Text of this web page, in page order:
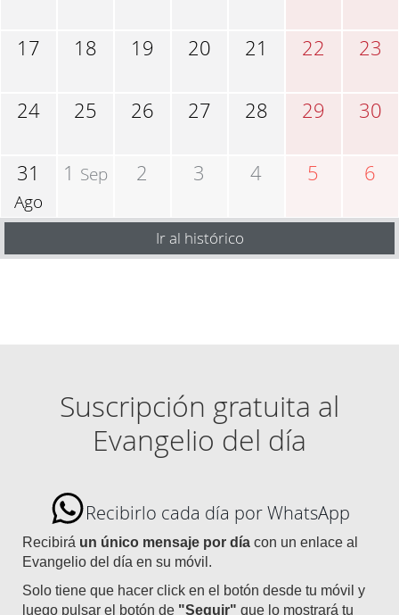
17 18 19 20 21 22 23
24 25 26 27 28 29 30
31
Ago
1 Sep 2 3 4 5 6
Ir al histórico
Suscripción gratuita al
Evangelio del día
Recibirlo cada día por WhatsApp
Recibirá un único mensaje por día con un enlace al
Evangelio del día en su móvil.
Solo tiene que hacer click en el botón desde tu móvil y
luego pulsar el botón de "Seguir" que lo mostrará tu